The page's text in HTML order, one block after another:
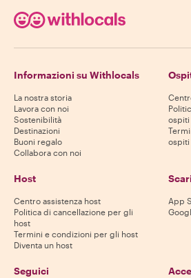
Informazioni su Withlocals
La nostra storia
Lavora con noi
Sostenibilità
Destinazioni
Buoni regalo
Collabora con noi
ospiti
ospiti
Host
Centro assistenza host
Politica di cancellazione per gli
host
Termini e condizioni per gli host
Diventa un host
App
Seguici